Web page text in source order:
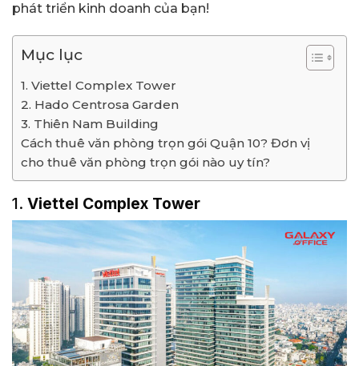
phát triển kinh doanh của bạn!
Mục lục
1. Viettel Complex Tower
2. Hado Centrosa Garden
3. Thiên Nam Building
Cách thuê văn phòng trọn gói Quận 10? Đơn vị
cho thuê văn phòng trọn gói nào uy tín?
1. Viettel Complex Tower